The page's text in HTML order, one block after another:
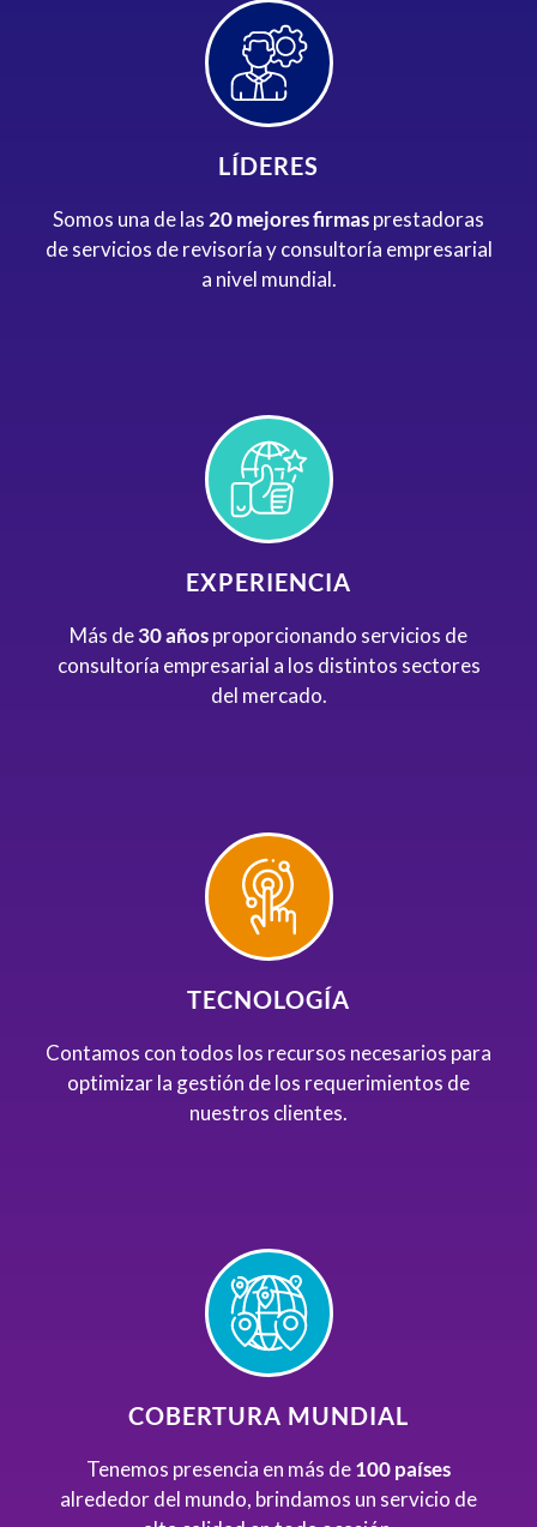
LÍDERES
Somos una de las 20 mejores firmasprestadoras
de servicios de revisoría y consultoría empresarial
a nivel mundial.
EXPERIENCIA
Más de30 añosproporcionando servicios de
consultoría empresarial a los distintos sectores
del mercado.
TECNOLOGÍA
Contamos con todos los recursos necesarios para
optimizar la gestión de los requerimientos de
nuestros clientes.
COBERTURA MUNDIAL
Tenemos presencia en más de100 países
alrededor del mundo, brindamos un servicio de